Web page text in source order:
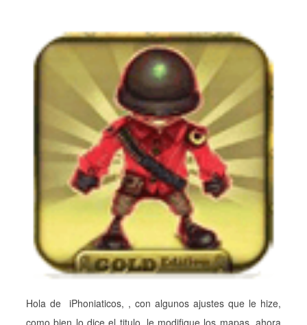
Hola de iPhoniaticos, , con algunos ajustes que le hize,
como bien lo dice el titulo, le modifique los mapas, ahora